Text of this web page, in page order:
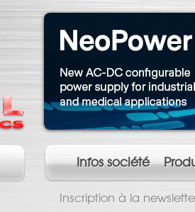
Infos société
Inscription à la